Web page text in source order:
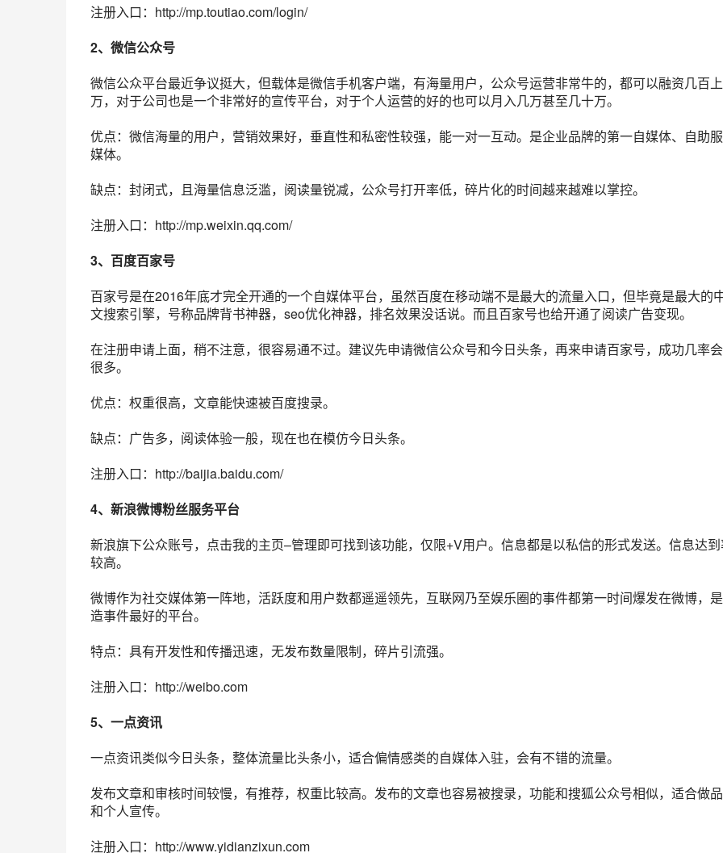
注册入口：http://mp.toutiao.com/login/
2、 微信公众号
微信公众平台最近争议挺大，但载体是微信手机客户端，有海量用户， 公众号运营非常牛的，都可以融资几百
万，对于公司也是一个非常好的宣传平台，对于个人运营的好的也可以月入几万甚至几十万。
优点：微信海量的用户， 营销效果好，垂直性和私密性较强，能一对一互动。是企业品牌的第一自媒体、自助
媒体。
缺点：封闭式，且海量信息泛滥，阅读量锐减，公众号打开率低，碎片化的时间越来越难以掌控。
注册入口：http://mp.weixin.qq.com/
3、 百度百家号
百家号是在2016年底才完全开通的一个自媒体平台，虽然百度在移动端不是最大的流量入口，但毕竟是最大的
文搜索引擎，号称品牌背书神器，seo优化神器，排名效果没话说。而且百家号也给开通了阅读广告变现。
在注册申请上面，稍不注意，很容易通不过。建议先申请微信公众号和今日头条，再来申请百家号，成功几率
很多。
优点：权重很高，文章能快速被百度搜录。
缺点：广告多，阅读体验一般，现在也在模仿今日头条。
注册入口：http://baijia.baidu.com/
4、 新浪微博粉丝服务平台
新浪旗下公众账号，点击我的主页–管理即可找到该功能，仅限+V用户。信息都是以私信的形式发送。信息达
较高。
微博作为社交媒体第一阵地，活跃度和用户数都遥遥领先，互联网乃至娱乐圈的事件都第一时间爆发在微博，
造事件最好的平台。
特点：具有开发性和传播迅速，无发布数量限制，碎片引流强。
注册入口：http://weibo.com
5、 一点资讯
一点资讯类似今日头条，整体流量比头条小，适合偏情感类的自媒体入驻，会有不错的流量。
发布文章和审核时间较慢，有推荐，权重比较高。发布的文章也容易被搜录，功能和搜狐公众号相似，适合做
和个人宣传。
注册入口：http://www.yidianzixun.com